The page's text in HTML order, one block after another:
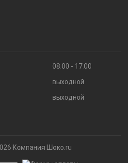
08:00 - 17:00
выходной
выходной
Компания Шоко.ru